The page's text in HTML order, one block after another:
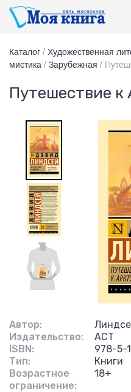
Каталог / Художественная
мистика / Зарубежная /
Путешествие к
Автор:
Издательство:
АСТ
ISBN:
978-5-
Тип:
Книги
Возрастное
ограничение:
18+